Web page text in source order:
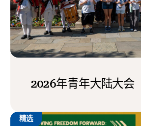
2026年青年大陆大会
精选